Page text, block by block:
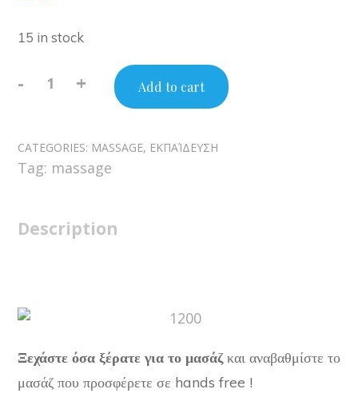
15 in stock
-
Hands
Massage
quantity
+ Add to cart
CATEGORIES: MASSAGE, ΕΚΠΑΊΔΕΥΣΗ
Tag: massage
Description
Ξεχάστε όσα ξέρατε για το μασάζκαι αναβαθμίστε το
μασάζ που προσφέρετε σε hands free !